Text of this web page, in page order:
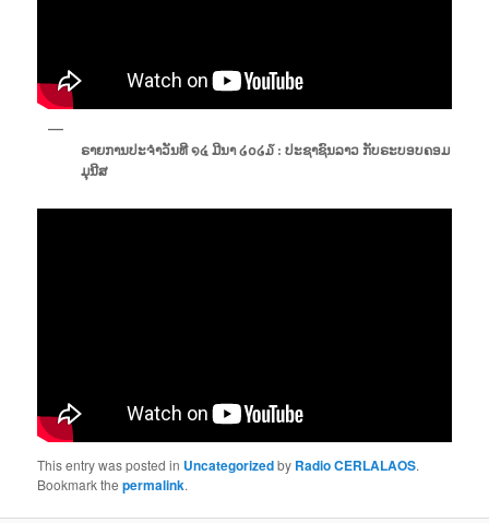
ຣາຍການປະຈຳວັນທີ ໑໔ ມີນາ ໒໐໒໓ : ປະຊາຊົນລາວ ກັບຣະບອບຄອມ
ມຸນີສ
This entry was posted in Uncategorizedby Radio CERLALAOS.
Bookmark thepermalink.